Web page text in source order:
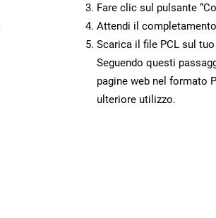
Fare clic sul pulsante
Attendi il
Scarica il file PCL sul
Seguendo questi
pagine web nel formato
ulteriore utilizzo.